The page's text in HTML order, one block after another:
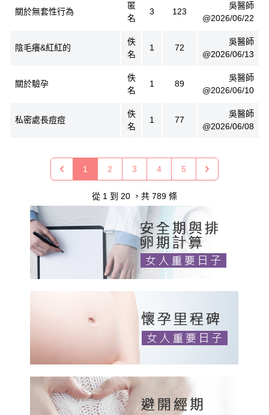
關於無套性行為
匿
名
3 123
吳醫師
@2026/06/22
陰毛癢&紅紅的
佚
名
1 72
吳醫師
@2026/06/13
關於驗孕
佚
名
1 89
吳醫師
@2026/06/10
私密處長痘痘
佚
名
1 77
吳醫師
@2026/06/08
1 2 3 4 5
從 1 到 20 ，共 789 條